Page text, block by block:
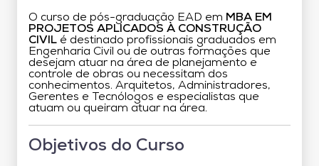
O curso de pós-graduação EAD em MBA EM
PROJETOS APLICADOS À CONSTRUÇÃO
CIVIL é destinado profissionais graduados em
Engenharia Civil ou de outras formações que
desejam atuar na área de planejamento e
controle de obras ou necessitam dos
conhecimentos. Arquitetos, Administradores,
Gerentes e Tecnólogos e especialistas que
atuam ou queiram atuar na área.
Objetivos do Curso